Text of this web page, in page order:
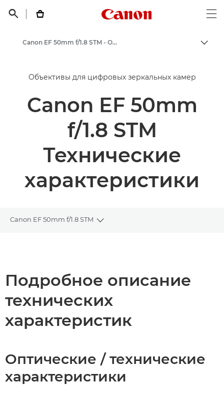
 
Canon Logo, back
Объективы для камер Canon
Canon EF 50mm f/1.8 STM - Объективы - Камера и фотообъективы
Объективы для цифровых зеркальных камер
Canon EF 50mm
f/1.8 STM
Технические
характеристики
Canon EF 50mm f/1.8 STM
Toggle breadcrumbs
Подробное описание
технических
характеристик
Оптические / технические
характеристики